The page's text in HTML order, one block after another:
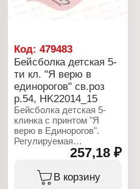
Код:479483
Бейсболка детская 5-
ти кл. "Я верю в
единорогов" св.роз
р.54, НK22014_15
Бейсболка детская 5-
клинка с принтом "Я
верю в Единорогов".
Регулируемая
металлическая
Характеристики:
257,18 ₽
В корзину